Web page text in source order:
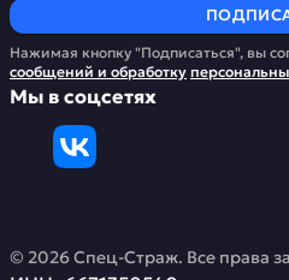
Нажимая кнопку "Подписаться", вы
сообщений и обработку
Мы в соцсетях
© 2026Спец-Страж. Все права